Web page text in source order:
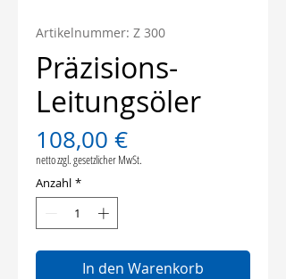
Artikelnummer: Z 300
Präzisions-
Leitungsöler
108,00 €Preis
Anzahl *
In den Warenkorb
netto zzgl. gesetzlicher MwSt.